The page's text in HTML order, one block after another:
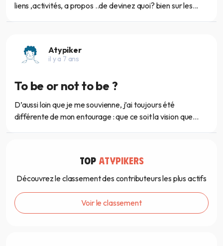
liens ,activités, a propos ..de devinez quoi? bien sur les...
Atypiker
il y a 7 ans
To be or not to be ?
D’aussi loin que je me souvienne, j’ai toujours été
différente de mon entourage : que ce soit la vision que...
TOP ATYPIKERS
Découvrez le classement des contributeurs les plus actifs
Voir le classement